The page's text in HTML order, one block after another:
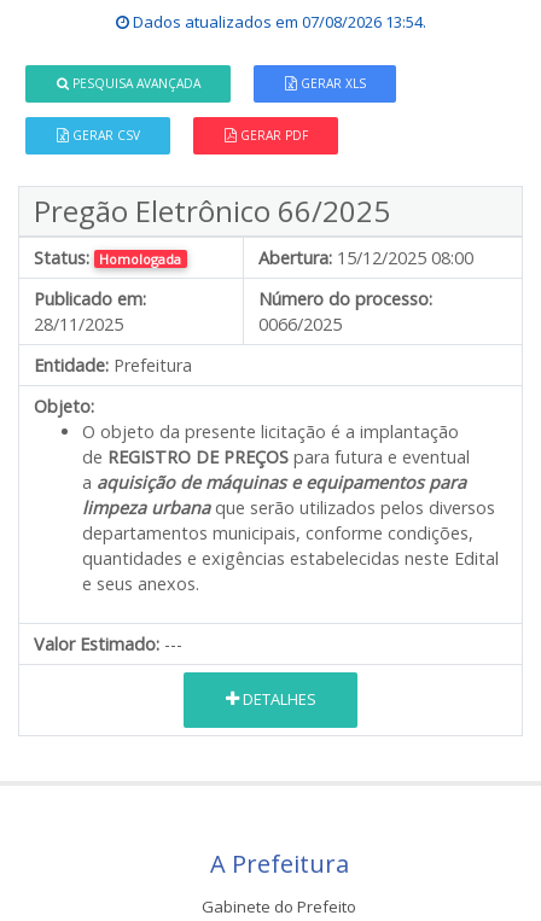
Dados atualizados em 07/08/2026 13:54.
PESQUISA AVANÇADA GERAR XLS
GERAR CSV GERAR PDF
Pregão Eletrônico 66/2025
Status: Homologada Abertura: 15/12/2025 08:00
Publicado em:
28/11/2025
Número do processo:
0066/2025
Entidade: Prefeitura
Objeto:
O objeto da presente licitação é a implantação
de REGISTRO DE PREÇOS para futura e eventual
a aquisição de máquinas e equipamentos para
limpeza urbana que serão utilizados pelos diversos
departamentos municipais, conforme condições,
quantidades e exigências estabelecidas neste Edital
e seus anexos.
Valor Estimado: ---
DETALHES
A Prefeitura
Gabinete do Prefeito